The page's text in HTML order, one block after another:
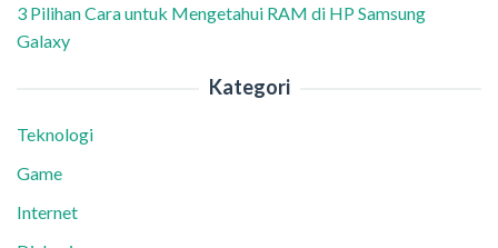
3 Pilihan Cara untuk Mengetahui RAM di HP Samsung
Galaxy
Kategori
Teknologi
Game
Internet